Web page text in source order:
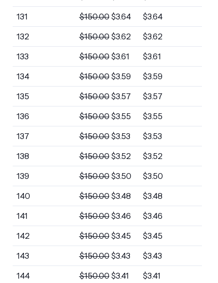
131 $150.00 $3.64 $3.64
132 $150.00 $3.62 $3.62
133 $150.00 $3.61 $3.61
134 $150.00 $3.59 $3.59
135 $150.00 $3.57 $3.57
136 $150.00 $3.55 $3.55
137 $150.00 $3.53 $3.53
138 $150.00 $3.52 $3.52
139 $150.00 $3.50 $3.50
140 $150.00 $3.48 $3.48
141 $150.00 $3.46 $3.46
142 $150.00 $3.45 $3.45
143 $150.00 $3.43 $3.43
144 $150.00 $3.41 $3.41